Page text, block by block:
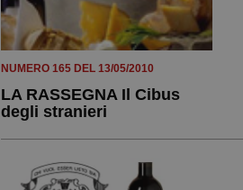
NUMERO 165 DEL 13/05/2010
LA RASSEGNA Il Cibus
degli stranieri